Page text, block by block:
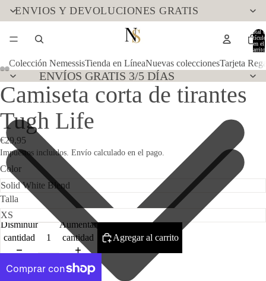
ENVIOS Y DEVOLUCIONES GRATIS
Total
en el
Colección NemessisTienda en LíneaNuevas coleccionesTarjeta
ENVÍOS GRATIS 3/5 DÍAS
Camiseta corta de tirantes
Tugh Life
€29,95
Impuestos incluidos. Envío calculado en el pago.
Color
Talla
Disminuir
cantidad
Aumentar
cantidad
Agregar al carrito